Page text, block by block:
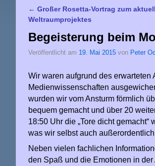
Artikelnavigation
← Großer Rosetta-Vortrag zum
Weltraumprojektes
Begeisterung beim
Veröffentlicht am 19. Mai 2015 von Peter
Wir waren aufgrund des erwarteten
Medienwissenschaften
wurden wir vom Ansturm förmlich
bequem gemacht und über 20
18:50 Uhr die „Tore dicht
was wir selbst auch
Neben vielen fachlichen
den Spaß und die Emotionen in